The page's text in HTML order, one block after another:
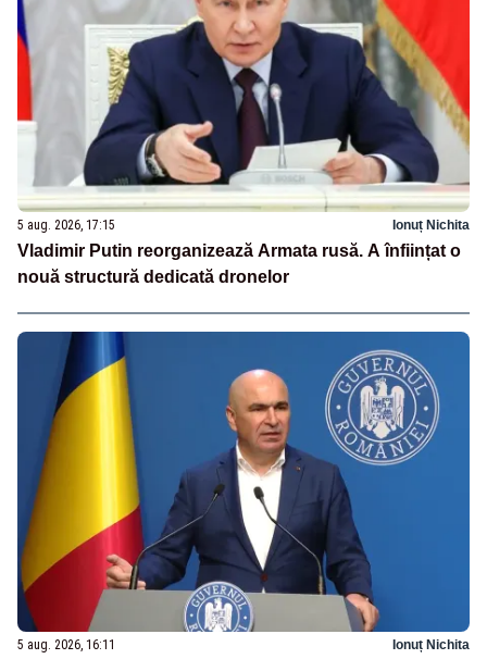
5 aug. 2026, 17:15 Ionuț Nichita
Vladimir Putin reorganizează Armata rusă. A înființat o
nouă structură dedicată dronelor
5 aug. 2026, 16:11 Ionuț Nichita